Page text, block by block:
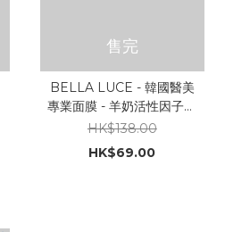
售完
BELLA LUCE - 韓國醫美
專業面膜 - 羊奶活性因子新
西蘭麥盧卡蜂蜜修復保濕面
膜 30g x 10片
HK$138.00
HK$69.00